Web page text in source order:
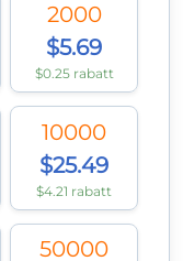
2000
$5.69
$0.25 rabatt
10000
$25.49
$4.21 rabatt
50000